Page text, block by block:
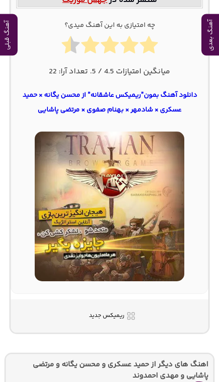
آهنگ بعدی آهنگ قبلی چه امتیازی به این آهنگ میدی؟
میانگین امتیازات 4.5 / 5. تعداد آرا: 22
دانلود آهنگ بمون”ریمیکس عاشقانه” از محسن یگانه × حمید
عسکری × شادمهر × بهنام صفوی × مرتضی پاشایی
ریمیکس جدید
اهنگ های دیگر از حمید عسکری و محسن یگانه و مرتضی
پاشایی و مهدی احمدوند